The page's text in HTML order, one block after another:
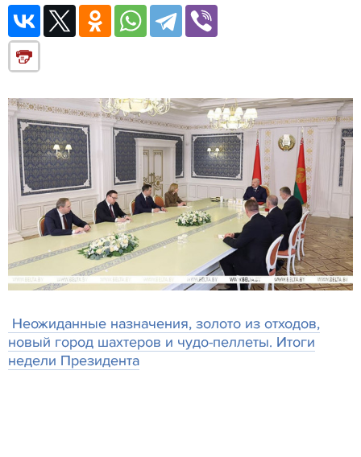
Неожиданные назначения, золото из отходов,
новый город шахтеров и чудо-пеллеты. Итоги
недели Президента